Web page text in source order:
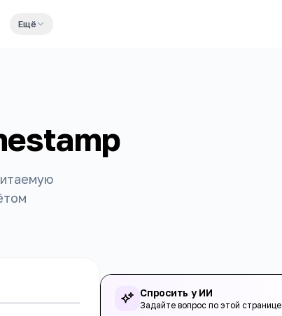
Ещё
Спросить у ИИ
Задайте вопрос по этой странице